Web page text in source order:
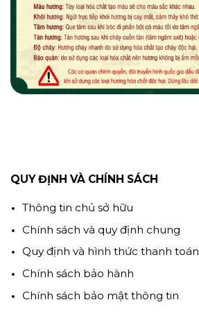
QUY ĐỊNH VÀ CHÍNH SÁCH
Thông tin chủ sở hữu
Chính sách và quy định chung
Quy định và hình thức thanh toán
Chính sách bảo hành
Chính sách bảo mật thông tin